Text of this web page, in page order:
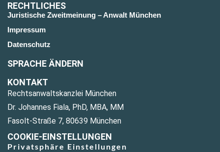
RECHTLICHES
Juristische Zweitmeinung – Anwalt München
Impressum
Datenschutz
SPRACHE ÄNDERN
KONTAKT
Rechtsanwaltskanzlei München
Dr. Johannes Fiala, PhD, MBA, MM
Fasolt-Straße 7, 80639 München
COOKIE-EINSTELLUNGEN
Privatsphäre Einstellungen